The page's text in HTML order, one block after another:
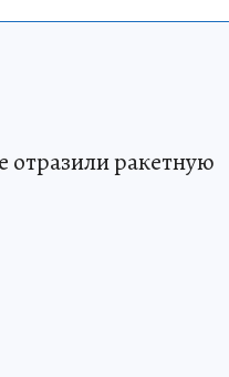
отразили ракетную